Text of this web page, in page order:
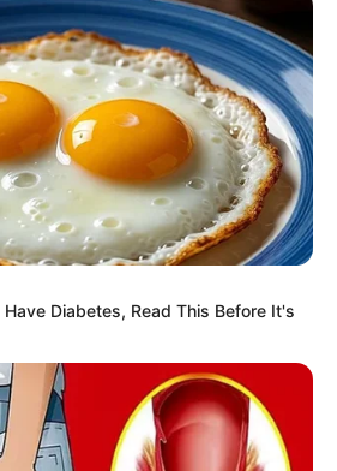
Diabetes, Read This Before It's